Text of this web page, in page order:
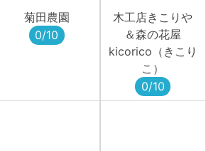
菊田農園
0/10
木工店きこりや
＆森の花屋
kicorico（きこり
こ）
0/10